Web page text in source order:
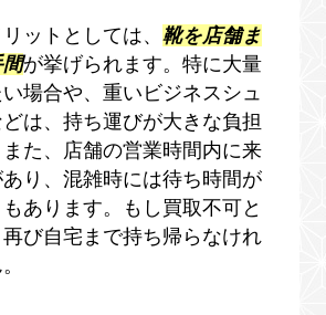
ットとしては、 靴を店舗ま
が挙げられます。特に大量
場合や、重いビジネスシュ
は、持ち運びが大きな負担
た、店舗の営業時間内に来
り、混雑時には待ち時間が
あります。もし買取不可と
び自宅まで持ち帰らなけれ